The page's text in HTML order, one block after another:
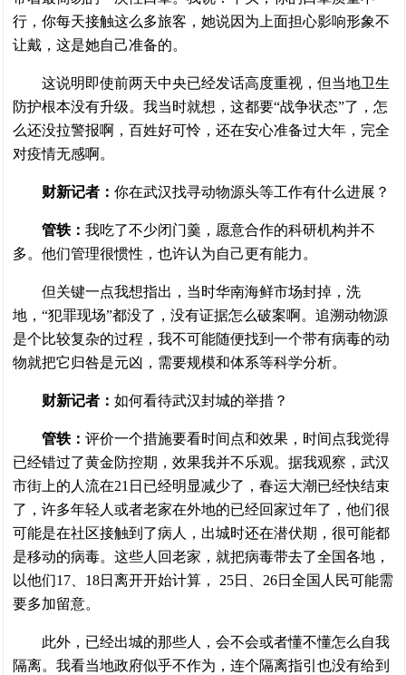
行，你每天接触这么多旅客，她说因为上面担心影响形象不
让戴，这是她自己准备的。
这说明即使前两天中央已经发话高度重视，但当地卫生
防护根本没有升级。我当时就想，这都要“战争状态”了，怎
么还没拉警报啊，百姓好可怜，还在安心准备过大年，完全
对疫情无感啊。
财新记者： 你在武汉找寻动物源头等工作有什么进展？
管轶： 我吃了不少闭门羹，愿意合作的科研机构并不
多。他们管理很惯性，也许认为自己更有能力。
但关键一点我想指出，当时华南海鲜市场封掉，洗
地，“犯罪现场”都没了，没有证据怎么破案啊。追溯动物源
是个比较复杂的过程，我不可能随便找到一个带有病毒的动
物就把它归咎是元凶，需要规模和体系等科学分析。
财新记者： 如何看待武汉封城的举措？
管轶： 评价一个措施要看时间点和效果，时间点我觉得
已经错过了黄金防控期，效果我并不乐观。据我观察，武汉
市街上的人流在21日已经明显减少了，春运大潮已经快结束
了，许多年轻人或者老家在外地的已经回家过年了，他们很
可能是在社区接触到了病人，出城时还在潜伏期，很可能都
是移动的病毒。这些人回老家，就把病毒带去了全国各地，
以他们17、18日离开开始计算， 25日、26日全国人民可能需
要多加留意。
此外，已经出城的那些人，会不会或者懂不懂怎么自我
隔离。我看当地政府似乎不作为，连个隔离指引也没有给到